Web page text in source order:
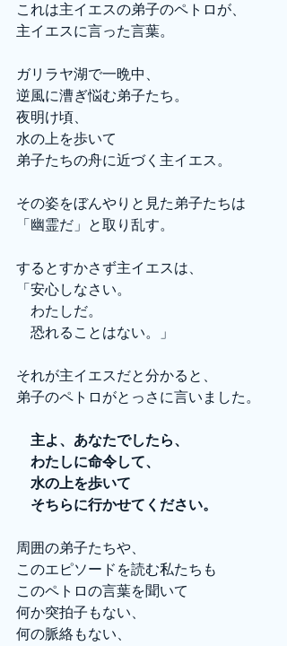
これは主イエスの弟子のペトロが、
主イエスに言った言葉。
ガリラヤ湖で一晩中、
逆風に漕ぎ悩む弟子たち。
夜明け頃、
水の上を歩いて
弟子たちの舟に近づく主イエス。
その姿をぼんやりと見た弟子たちは
「幽霊だ」と取り乱す。
するとすかさず主イエスは、
「安心しなさい。
わたしだ。
恐れることはない。」
それが主イエスだと分かると、
弟子のペトロがとっさに言いました。
主よ、あなたでしたら、
わたしに命令して、
水の上を歩いて
そちらに行かせてください。
周囲の弟子たちや、
このエピソードを読む私たちも
このペトロの言葉を聞いて
何か突拍子もない、
何の脈絡もない、